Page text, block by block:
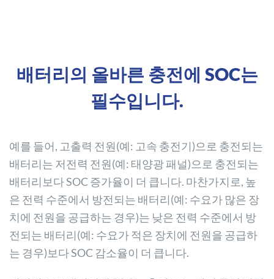
배터리의 올바른 충전에 SOC는
필수입니다.
예를 들어, 고출력 전원(예: 고속 충전기)으로 충전되는
배터리는 저전력 전원(예: 태양광 패널)으로 충전되는
배터리보다 SOC 증가율이 더 큽니다. 마찬가지로, 높
은 전력 수준에서 방전되는 배터리(예: 수요가 많은 장
치에 전원을 공급하는 경우)는 낮은 전력 수준에서 방
전되는 배터리(예: 수요가 적은 장치에 전원을 공급하
는 경우)보다 SOC 감소율이 더 큽니다.